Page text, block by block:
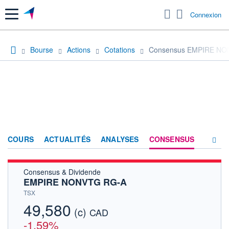
Menu Connexion
Bourse Actions Cotations Consensus EMPIRE
COURS ACTUALITÉS ANALYSES CONSENSUS
Consensus & Dividende
EMPIRE NONVTG RG-A
TSX
49,580 (c) CAD
-1,59%